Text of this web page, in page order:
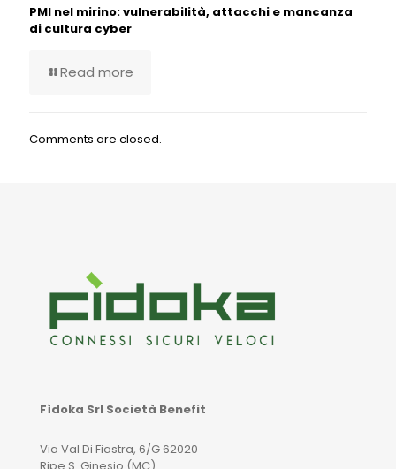
PMI nel mirino: vulnerabilità, attacchi e mancanza
di cultura cyber
Read more
Comments are closed.
Fìdoka Srl Società Benefit
Via Val Di Fiastra, 6/G 62020
Ripe S. Ginesio (MC).